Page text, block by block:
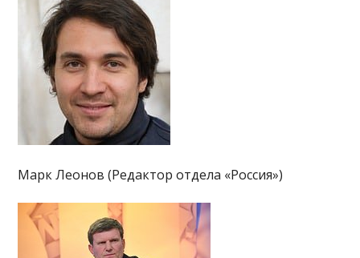
Марк Леонов (Редактор отдела «Россия»)